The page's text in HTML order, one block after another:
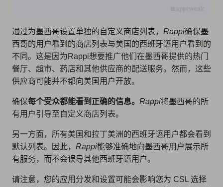
通过为墨西哥设置单独的自定义商店列表， Rappi确保墨
西哥的用户看到的商店列表与美国的西班牙语用户看到的
不同。这是因为Rappi想要推广他们在墨西哥提供的热门
餐厅、超市、药店和其他供应商的配送服务。然而，这些
供应商可能并不都向美国用户开放。
确保每个受众都能看到正确的信息。 Rappi将墨西哥的所
有用户引导至自定义商店列表。
另一方面，所有美国和拉丁美洲的西班牙语用户都会看到
默认列表。因此， Rappi能够准确地向墨西哥用户展示所
有服务，而不会误导其他西班牙语用户。
请注意，您的应用分发和设置可能会影响您为 CSL 选择